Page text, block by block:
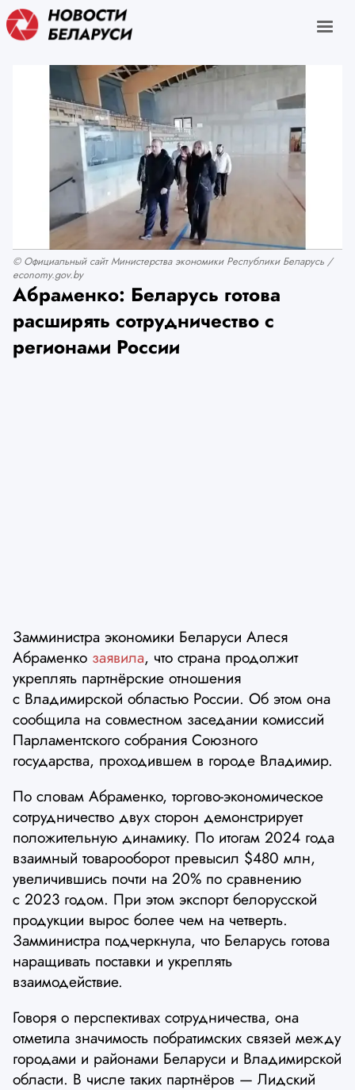
© Официальный сайт Министерства экономики Республики Беларусь /
economy.gov.by
Абраменко: Беларусь готова
расширять сотрудничество с
регионами России
Замминистра экономики Беларуси Алеся
Абраменко заявила, что страна продолжит
укреплять партнёрские отношения
с Владимирской областью России. Об этом она
сообщила на совместном заседании комиссий
Парламентского собрания Союзного
государства, проходившем в городе Владимир.
По словам Абраменко, торгово-экономическое
сотрудничество двух сторон демонстрирует
положительную динамику. По итогам 2024 года
взаимный товарооборот превысил $480 млн,
увеличившись почти на 20% по сравнению
с 2023 годом. При этом экспорт белорусской
продукции вырос более чем на четверть.
Замминистра подчеркнула, что Беларусь готова
наращивать поставки и укреплять
взаимодействие.
Говоря о перспективах сотрудничества, она
отметила значимость побратимских связей между
городами и районами Беларуси и Владимирской
области. В числе таких партнёров — Лидский